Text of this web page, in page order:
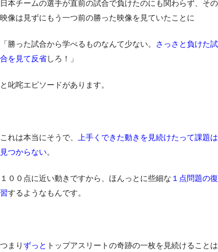
日本チームの選手が直前の試合で負けたのにも関わらず、その
映像は見ずにもう一つ前の勝った映像を見ていたことに
「勝った試合から学べるものなんて少ない。
さっさと負けた試
合を見て反省しろ！」
と叱咤エピソードがあります。
これは本当にそうで、
上手くできた動きを見続けたって課題は
見つからない。
１００点に近い動きですから、ほんっとに些細な １点問題の復
習するようなもんです。
つまり ずっと トップアスリートの奇跡の一枚を見続けることは